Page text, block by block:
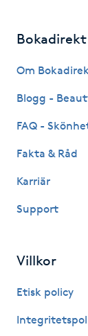
Kosmetisk
Kroppspeeling
Laserbehandling
Bokadirekt
Om
Blogg -
FAQ -
Fakta & Råd
Karriär
Support
Villkor
Etisk policy